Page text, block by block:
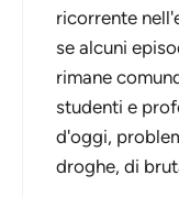
ricorrente
se alcuni
rimane
studenti e
d'oggi,
droghe, di